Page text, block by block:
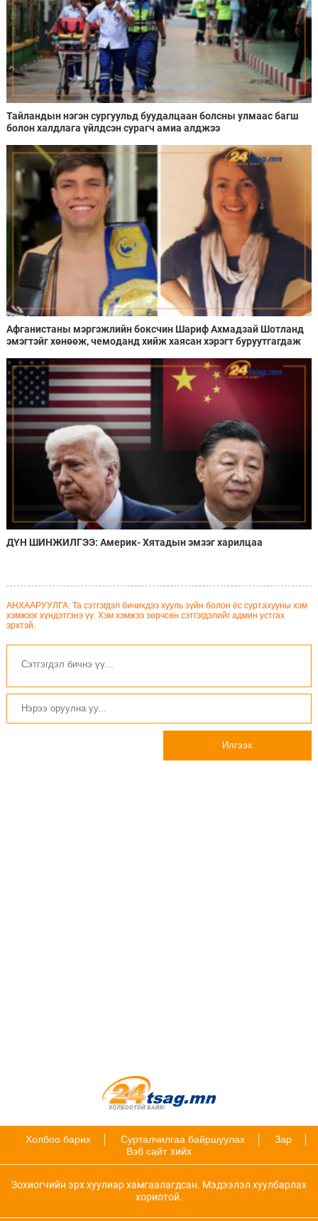
Тайландын нэгэн сургуульд буудалцаан болсны улмаас багш
болон халдлага үйлдсэн сурагч амиа алджээ
Афганистаны мэргэжлийн боксчин Шариф Ахмадзай Шотланд
эмэгтэйг хөнөөж, чемоданд хийж хаясан хэрэгт буруутгагдаж
ДҮН ШИНЖИЛГЭЭ: Америк- Хятадын эмзэг харилцаа
АНХААРУУЛГА: Та сэтгэгдэл бичихдээ хууль зүйн болон ёс суртахууны хэм
хэмжээг хүндэтгэнэ үү. Хэм хэмжээ зөрчсөн сэтгэгдэлийг админ устгах
эрхтэй.
Илгээх
Холбоо барих Сурталчилгаа байршуулах
Зар
Вэб сайт хийх
Зохиогчийн эрх хуулиар хамгаалагдсан. Мэдээлэл хуулбарлах
хориотой.